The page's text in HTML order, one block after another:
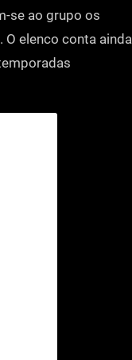
se ao grupo os
O elenco conta ainda